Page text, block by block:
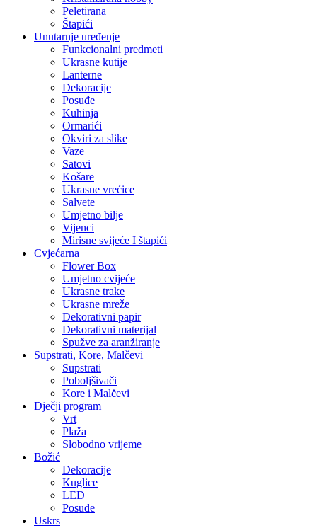
Peletirana
Štapići
Unutarnje uređenje
Funkcionalni predmeti
Ukrasne kutije
Lanterne
Dekoracije
Posuđe
Kuhinja
Ormarići
Okviri za slike
Vaze
Satovi
Košare
Ukrasne vrećice
Salvete
Umjetno bilje
Vijenci
Mirisne svijeće I štapići
Cvjećarna
Flower Box
Umjetno cvijeće
Ukrasne trake
Ukrasne mreže
Dekorativni papir
Dekorativni materijal
Spužve za aranžiranje
Supstrati, Kore, Malčevi
Supstrati
Poboljšivači
Kore i Malčevi
Dječji program
Vrt
Plaža
Slobodno vrijeme
Božić
Dekoracije
Kuglice
LED
Posuđe
Uskrs